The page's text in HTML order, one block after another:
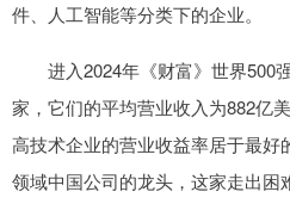
件、人工智能等分类下的企业。
进入2024年《财富》世界500
家，它们的平均营业收入为882亿
高技术企业的营业收益率居于最好
领域中国公司的龙头，这家走出困